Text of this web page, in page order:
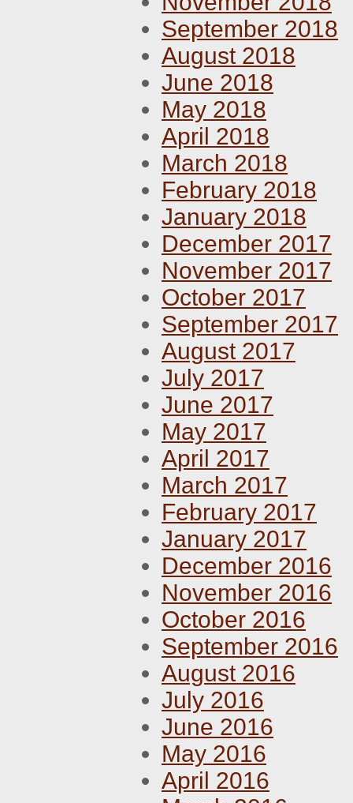
September 2018
August 2018
June 2018
May 2018
April 2018
March 2018
February 2018
January 2018
December 2017
November 2017
October 2017
September 2017
August 2017
July 2017
June 2017
May 2017
April 2017
March 2017
February 2017
January 2017
December 2016
November 2016
October 2016
September 2016
August 2016
July 2016
June 2016
May 2016
April 2016